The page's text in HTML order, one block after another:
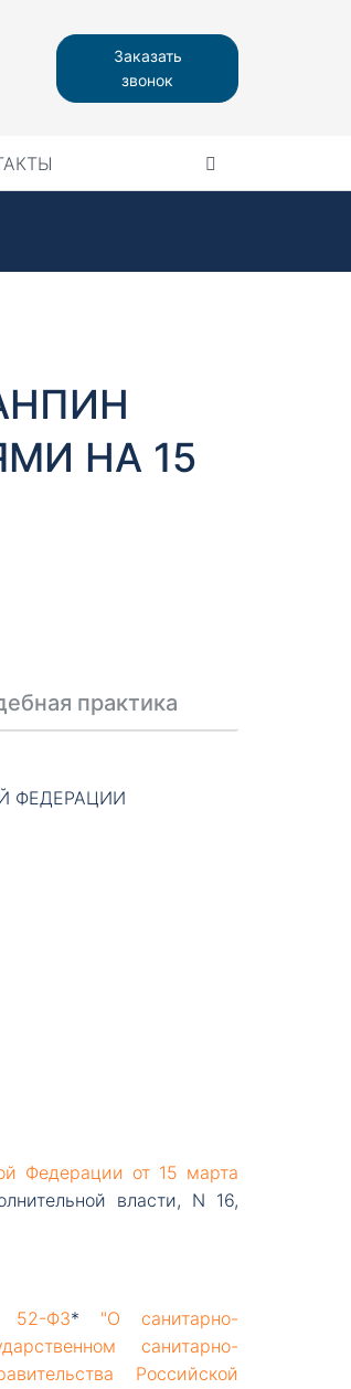
Заказать
звонок
НА 15
практика
ФЕДЕРАЦИИ
Федерации от 15 марта
власти, N 16,
52-ФЗ* "О санитарно-
санитарно-
Российской